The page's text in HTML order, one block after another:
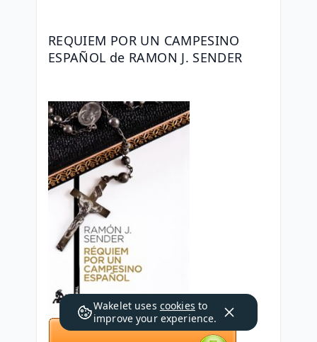
REQUIEM POR UN CAMPESINO
ESPAÑOL de RAMON J. SENDER
Wakelet uses cookies to
improve your experience.